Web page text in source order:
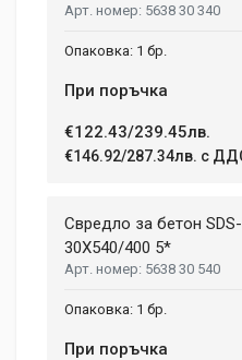
5638 30 340
1 бр.
При поръчка
€122.43/239.45лв.
€146.92/287.34лв. с
Свредло за бетон
30X540/400 5*
5638 30 540
1 бр.
При поръчка